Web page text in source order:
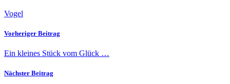
Vogel
Vorheriger Beitrag
Ein kleines Stück vom Glück …
Nächster Beitrag